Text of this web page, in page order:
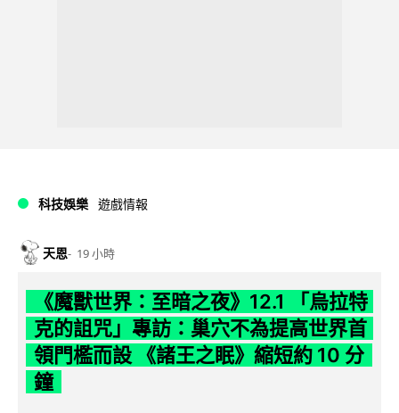
科技娛樂 遊戲情報
天恩 19 小時
《魔獸世界：至暗之夜》12.1 「烏拉特
克的詛咒」專訪：巢穴不為提高世界首
領門檻而設 《諸王之眠》縮短約 10 分
鐘